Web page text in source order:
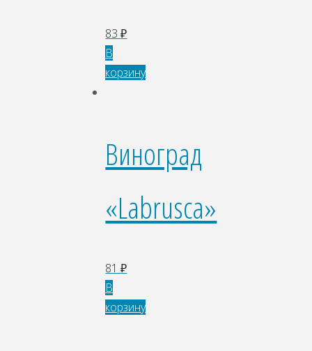
83₽
В
корзину
Виноград
«Labrusca»
81₽
В
корзину